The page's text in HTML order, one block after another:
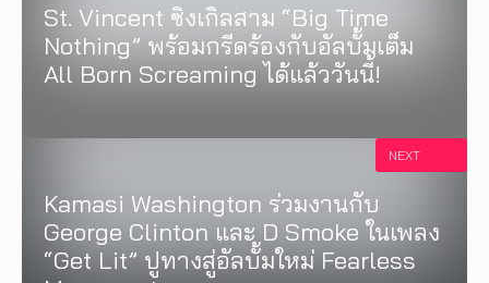
St. Vincent ซิงเกิลสาม “Big Time
Nothing” พร้อมกรีดร้องกับอัลบั้มเต็ม
All Born Screaming ได้แล้ววันนี้!
Kamasi Washington ร่วมงานกับ
George Clinton และ D Smoke ในเพลง
“Get Lit” ปูทางสู่อัลบั้มใหม่ Fearless
NEXT